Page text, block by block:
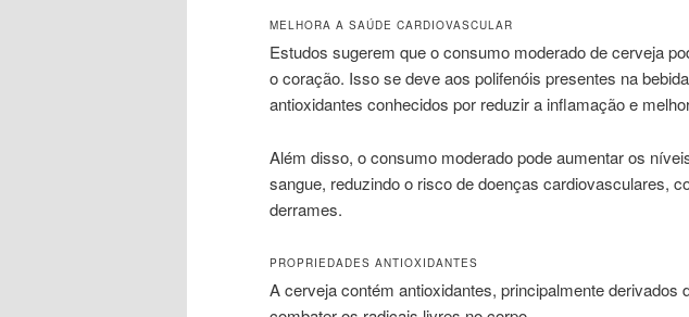
MELHORA A SAÚDE CARDIOVASCULAR
Estudos sugerem que o consumo moderado de cerveja
o coração. Isso se deve aos polifenóis presentes na
antioxidantes conhecidos por reduzir a inflamação e
Além disso, o consumo moderado pode aumentar os
sangue, reduzindo o risco de doenças cardiovasculares,
derrames.
PROPRIEDADES ANTIOXIDANTES
A cerveja contém antioxidantes, principalmente derivados